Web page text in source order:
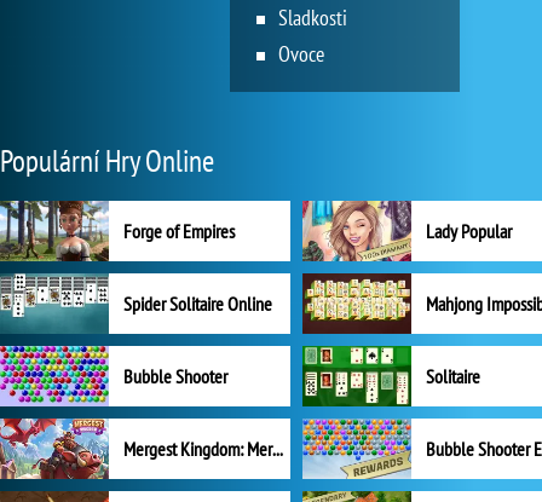
Sladkosti
Ovoce
Populární Hry Online
Forge of Empires Lady Popular
Spider Solitaire Online Mahjong
Bubble Shooter Solitaire
Mergest Kingdom: Merge Puzzle